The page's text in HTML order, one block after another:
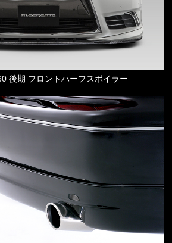
後期 フロントハーフスポイラー